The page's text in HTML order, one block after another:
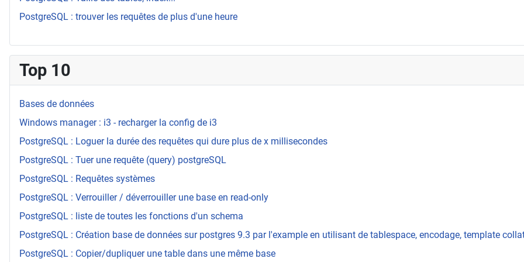
PostgreSQL : trouver les requêtes de plus d'une heure
Top 10
Bases de données
Windows manager : i3 - recharger la config de i3
PostgreSQL : Loguer la durée des requêtes qui dure plus de x millisecondes
PostgreSQL : Tuer une requête (query) postgreSQL
PostgreSQL : Requêtes systèmes
PostgreSQL : Verrouiller / déverrouiller une base en read-only
PostgreSQL : liste de toutes les fonctions d'un schema
PostgreSQL : Création base de données sur postgres 9.3 par l'example en utilisant de tablespace, encodage, template
PostgreSQL : Copier/dupliquer une table dans une même base